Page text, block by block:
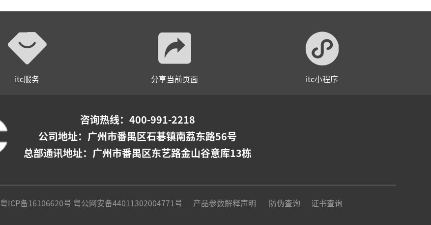
itc服务 分享当前页面 itc小程序
咨询热线：400-991-2218
公司地址： 广州市番禺区石碁镇南荔东路56号
总部通讯地址：广州市番禺区东艺路金山谷意库13栋
粤ICP备16106620号 粤公网安备44011302004771号 产品参数解释声明 防伪查询 证书查询